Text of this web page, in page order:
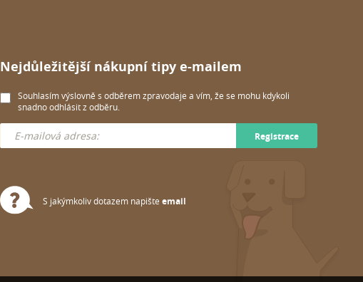
Nejdůležitější nákupní tipy e-mailem
Souhlasím výslovně s odběrem zpravodaje a vím, že se mohu kdykoli
snadno odhlásit z odběru.
Registrace
S jakýmkoliv dotazem napište email